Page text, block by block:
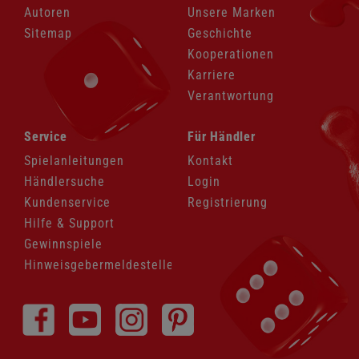
Autoren
Sitemap
Unsere Marken
Geschichte
Kooperationen
Karriere
Verantwortung
Navigation
überspringen
Service
Spielanleitungen
Händlersuche
Kundenservice
Hilfe & Support
Gewinnspiele
Hinweisgebermeldestelle
Navigation
überspringen
Für Händler
Kontakt
Login
Registrierung
überspringen